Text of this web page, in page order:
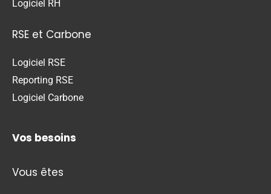
Logiciel RH
RSE et Carbone
Logiciel RSE
Reporting RSE
Logiciel Carbone
Vos besoins
Vous êtes